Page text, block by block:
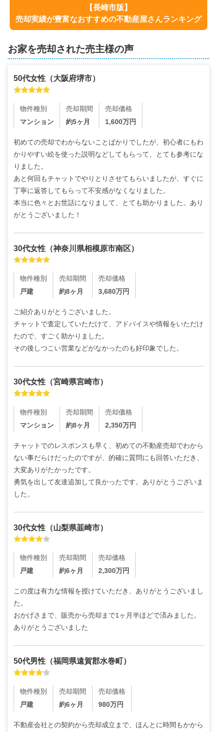
【長崎市版】
売却実績が豊富なおすすめの不動産屋さんランキング
お家を売却された売主様の声
50代女性 （大阪府堺市）
物件種別
マンション
売却期間
約5ヶ月
売却価格
1,600万円
初めての売却でわからないことばかりでしたが、初心者にもわ
かりやすい絵を使った説明などしてもらって、とても参考にな
りました。
あと何回もチャットでやりとりさせてもらいましたが、すぐに
丁寧に返答してもらって不安感がなくなりました。
本当に色々とお世話になりまして、とても助かりました。あり
がとうございました！
30代女性 （神奈川県相模原市南区）
物件種別
戸建
売却期間
約8ヶ月
売却価格
3,680万円
ご紹介ありがとうございました。
チャットで査定していただけて、アドバイスや情報をいただけ
たので、すごく助かりました。
その後しつこい営業などがなかったのも好印象でした。
30代女性 （宮崎県宮崎市）
物件種別
マンション
売却期間
約8ヶ月
売却価格
2,350万円
チャットでのレスポンスも早く、初めての不動産売却でわから
ない事だらけだったのですが、的確に質問にも回答いただき、
大変ありがたかったです。
勇気を出して友達追加して良かったです。ありがとうございま
した。
30代女性 （山梨県韮崎市）
物件種別
戸建
売却期間
約6ヶ月
売却価格
2,300万円
この度は有力な情報を授けていただき、ありがとうございまし
た。
おかげさまで、販売から売却まで1ヶ月半ほどで済みました。
ありがとうございました
50代男性 （福岡県遠賀郡水巻町）
物件種別
戸建
売却期間
約6ヶ月
売却価格
980万円
不動産会社との契約から売却成立まで、ほんとに時間もかから